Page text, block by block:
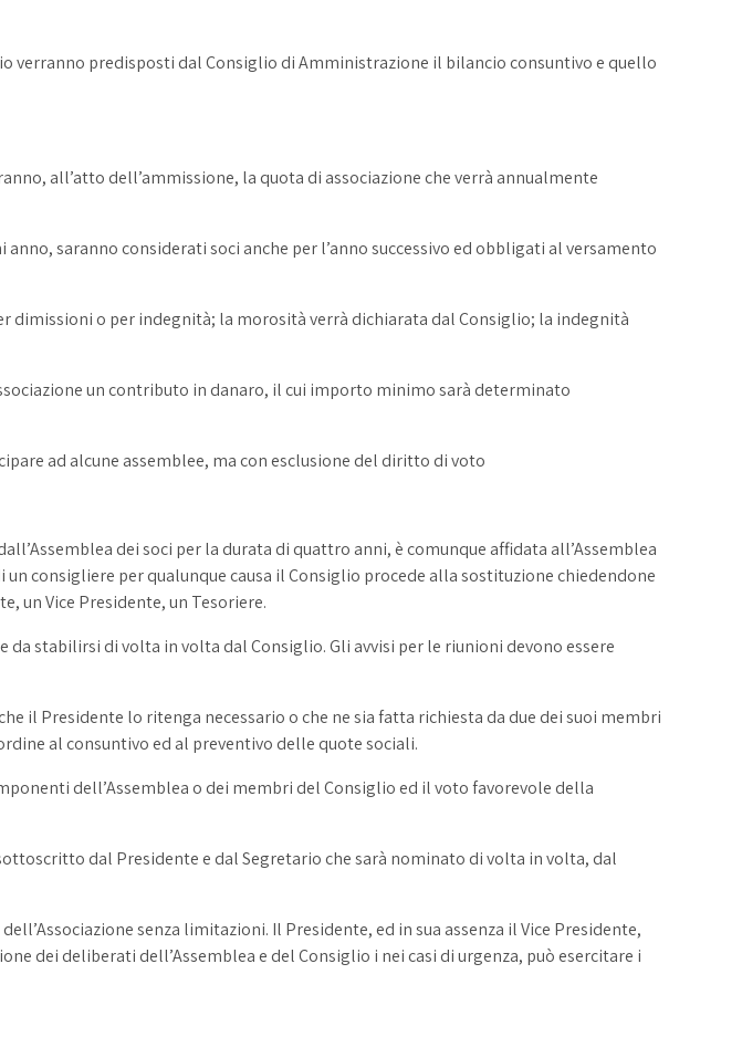
verranno predisposti dal Consiglio di Amministrazione il bilancio consuntivo e quello
all’atto dell’ammissione, la quota di associazione che verrà annualmente
saranno considerati soci anche per l’anno successivo ed obbligati al versamento
dimissioni o per indegnità; la morosità verrà dichiarata dal Consiglio; la indegnità
un contributo in danaro, il cui importo minimo sarà determinato
ad alcune assemblee, ma con esclusione del diritto di voto
dei soci per la durata di quattro anni, è comunque affidata all’Assemblea
consigliere per qualunque causa il Consiglio procede alla sostituzione chiedendone
un Vice Presidente, un Tesoriere.
stabilirsi di volta in volta dal Consiglio. Gli avvisi per le riunioni devono essere
il Presidente lo ritenga necessario o che ne sia fatta richiesta da due dei suoi membri
al consuntivo ed al preventivo delle quote sociali.
dell’Assemblea o dei membri del Consiglio ed il voto favorevole della
dal Presidente e dal Segretario che sarà nominato di volta in volta, dal
senza limitazioni. Il Presidente, ed in sua assenza il Vice Presidente,
dei deliberati dell’Assemblea e del Consiglio i nei casi di urgenza, può esercitare i